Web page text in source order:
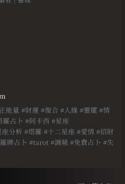
正能量 #財運 #復合 #人緣 #靈擺 #情
羅占卜 #阿卡西 #星座
座分析 #塔羅 #十二星座 #愛情 #招財
牌占卜 #tarot #調頻 #免費占卜 #失